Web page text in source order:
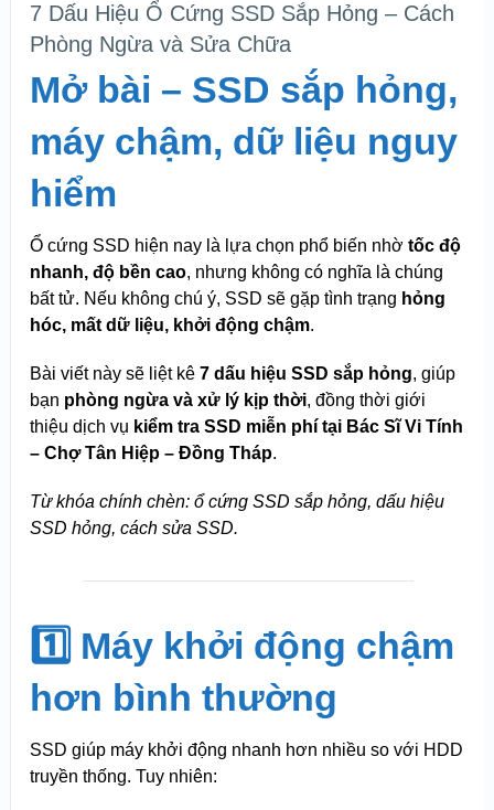
7 Dấu Hiệu Ổ Cứng SSD Sắp Hỏng – Cách
Phòng Ngừa và Sửa Chữa
Mở bài – SSD sắp hỏng,
máy chậm, dữ liệu nguy
hiểm
Ổ cứng SSD hiện nay là lựa chọn phổ biến nhờ tốc độ
nhanh, độ bền cao, nhưng không có nghĩa là chúng
bất tử. Nếu không chú ý, SSD sẽ gặp tình trạng hỏng
hóc, mất dữ liệu, khởi động chậm.
Bài viết này sẽ liệt kê 7 dấu hiệu SSD sắp hỏng, giúp
bạn phòng ngừa và xử lý kịp thời, đồng thời giới
thiệu dịch vụ kiểm tra SSD miễn phí tại Bác Sĩ Vi Tính
– Chợ Tân Hiệp – Đồng Tháp.
Từ khóa chính chèn: ổ cứng SSD sắp hỏng, dấu hiệu
SSD hỏng, cách sửa SSD.
1️⃣ Máy khởi động chậm
hơn bình thường
SSD giúp máy khởi động nhanh hơn nhiều so với HDD
truyền thống. Tuy nhiên: